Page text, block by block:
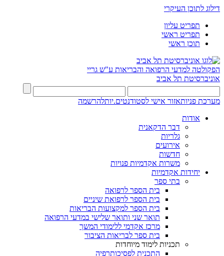
דילוג לתוכן העיקרי
תפריט עליון
תפריט ראשי
תוכן ראשי
הפקולטה למדעי הרפואה והבריאות ע"ש גריי
אוניברסיטת תל אביב
מערכת פניותאזור אישי לסטודנטים.יותלהרשמה
אודות
דבר הדקאנית
גלריות
אירועים
חדשות
משרות אקדמיות פנויות
יחידות אקדמיות
בתי ספר
בית הספר לרפואה
בית הספר לרפואת שיניים
בית הספר למקצועות הבריאות
תואר שני ותואר שלישי במדעי הרפואה
מרכז אקדמי ללימודי המשך
בית ספר לבריאות הציבור
תכניות לימוד מיוחדות
התכנית לפסיכותרפיה